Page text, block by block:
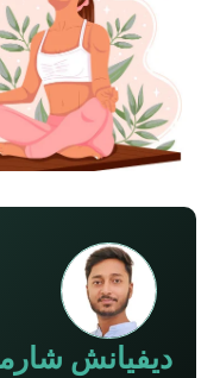
ديفيانش شارما